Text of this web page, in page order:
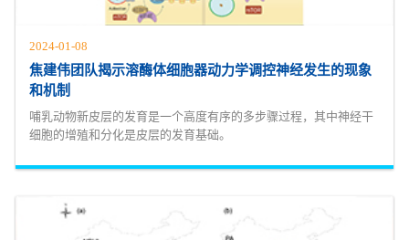
2024-01-08
焦建伟团队揭示溶酶体细胞器动力学调控神经发生的现象
和机制
哺乳动物新皮层的发育是一个高度有序的多步骤过程，其中神经干
细胞的增殖和分化是皮层的发育基础。